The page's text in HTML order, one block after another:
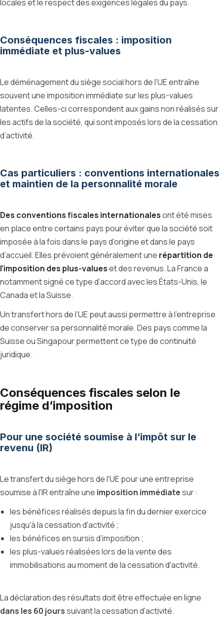
locales et le respect des exigences légales du pays.
Conséquences fiscales : imposition
immédiate et plus-values
Le déménagement du siège social hors de l’UE entraîne
souvent une imposition immédiate sur les plus-values
latentes. Celles-ci correspondent aux gains non réalisés sur
les actifs de la société, qui sont imposés lors de la cessation
d’activité.
Cas particuliers : conventions internationales
et maintien de la personnalité morale
Des conventions fiscales internationalesont été mises
en place entre certains pays pour éviter que la société soit
imposée à la fois dans le pays d’origine et dans le pays
d’accueil. Elles prévoient généralement une répartition de
l’imposition des plus-valueset des revenus. La France a
notamment signé ce type d’accord avec les États-Unis, le
Canada et la Suisse.
Un transfert hors de l’UE peut aussi permettre à l’entreprise
de conserver sa personnalité morale. Des pays comme la
Suisse ou Singapour permettent ce type de continuité
juridique.
Conséquences fiscales selon le
régime d’imposition
Pour une société soumise à l’impôt sur le
revenu (IR)
Le transfert du siège hors de l'UE pour une entreprise
soumise à l’IR entraîne une imposition immédiatesur :
les bénéfices réalisés depuis la fin du dernier exercice
jusqu'à la cessation d'activité ;
les bénéfices en sursis d’imposition ;
les plus-values réalisées lors de la vente des
immobilisations au moment de la cessation d'activité.
La déclaration des résultats doit être effectuée en ligne
dans les 60 jourssuivant la cessation d'activité.